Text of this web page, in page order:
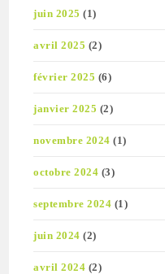
juin 2025 (1)
avril 2025 (2)
février 2025 (6)
janvier 2025 (2)
novembre 2024 (1)
octobre 2024 (3)
septembre 2024 (1)
juin 2024 (2)
avril 2024 (2)